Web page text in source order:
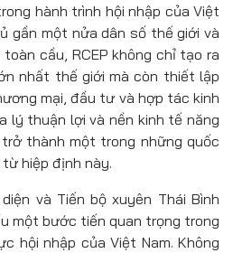
hành trình hội nhập của Việt
gần một nửa dân số thế giới và
cầu, RCEP không chỉ tạo ra
nhất thế giới mà còn thiết lập
mại, đầu tư và hợp tác kinh
lý thuận lợi và nền kinh tế năng
thành một trong những quốc
hiệp định này.
và Tiến bộ xuyên Thái Bình
một bước tiến quan trọng trong
hội nhập của Việt Nam. Không